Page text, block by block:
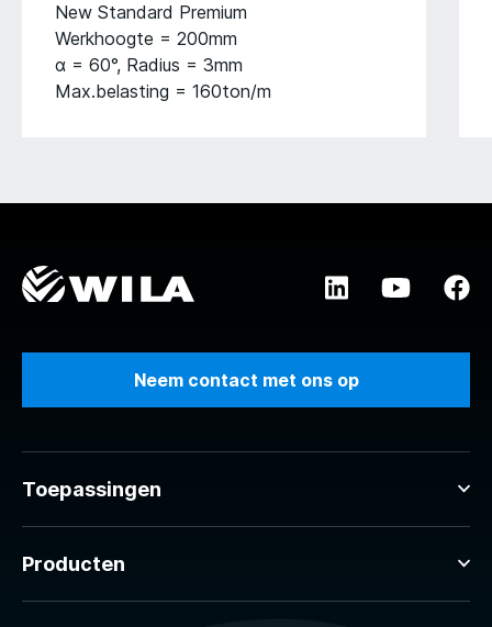
New Standard Premium
Werkhoogte = 200mm
α = 60°, Radius = 3mm
Max.belasting = 160ton/m
Neem contact met ons op
Toepassingen
Producten